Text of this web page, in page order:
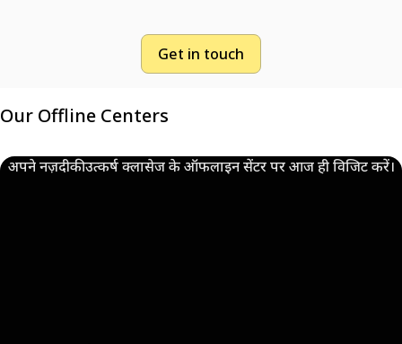
Get in touch
Our Offline Centers
अपने नज़दीकी उत्कर्ष क्लासेज के ऑफलाइन सेंटर पर आज ही विजिट करें।